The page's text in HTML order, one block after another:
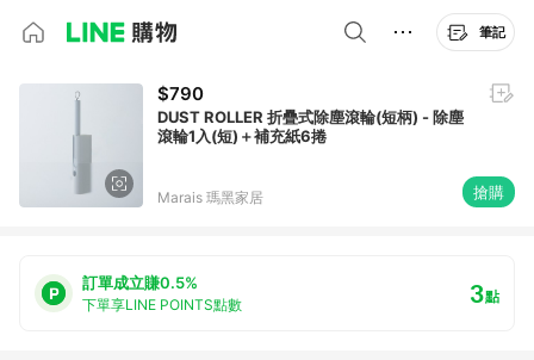
筆記
$790
DUST ROLLER 折疊式除塵滾輪(短柄) - 除塵
滾輪1入(短)＋補充紙6捲
Marais 瑪黑家居 搶購
訂單成立賺0.5%
下單享LINE POINTS點數 3點